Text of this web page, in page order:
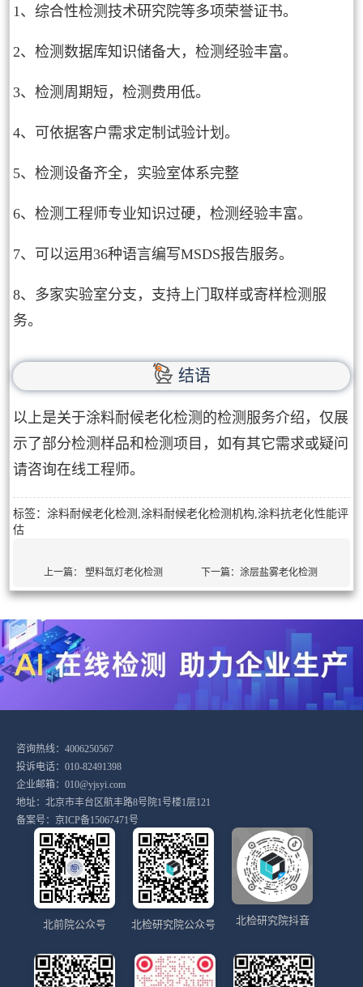
1、综合性检测技术研究院等多项荣誉证书。
2、检测数据库知识储备大，检测经验丰富。
3、检测周期短，检测费用低。
4、可依据客户需求定制试验计划。
5、检测设备齐全，实验室体系完整
6、检测工程师专业知识过硬，检测经验丰富。
7、可以运用36种语言编写MSDS报告服务。
8、多家实验室分支，支持上门取样或寄样检测服
务。
结语
以上是关于涂料耐候老化检测的检测服务介绍，仅展
示了部分检测样品和检测项目，如有其它需求或疑问
请咨询在线工程师。
标签：涂料耐候老化检测,涂料耐候老化检测机构,涂料抗老化性能评
估
上一篇：塑料氙灯老化检测 下一篇：涂层盐雾老化检测
咨询热线：4006250567
投诉电话：010-82491398
企业邮箱：010@yjsyi.com
地址：北京市丰台区航丰路8号院1号楼1层121
备案号： 京ICP备15067471号
北前院公众号 北检研究院公众号 北检研究院抖音